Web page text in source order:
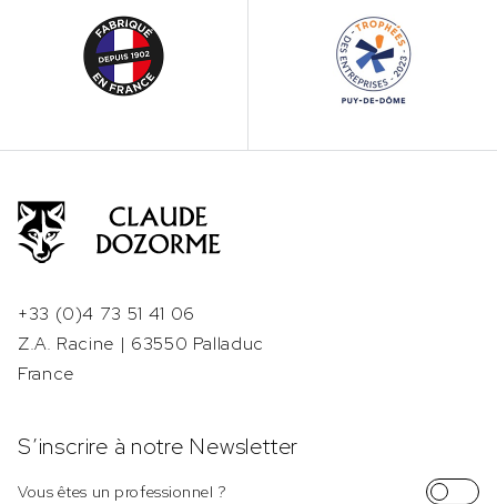
+33 (0)4 73 51 41 06
Z.A. Racine | 63550 Palladuc
France
S’inscrire à notre Newsletter
Vous êtes un professionnel ?